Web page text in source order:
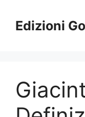
contenuto
Edizioni